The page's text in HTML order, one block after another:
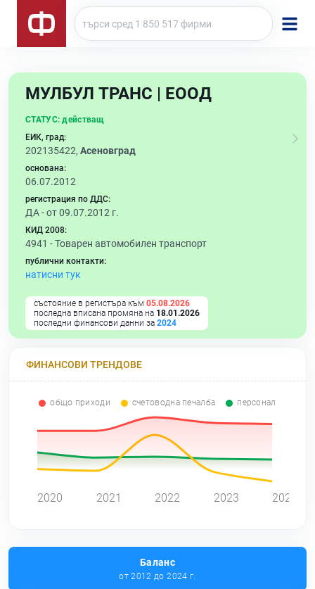
МУЛБУЛ ТРАНС | ЕООД
СТАТУС: действащ
ЕИК, град:
202135422, Асеновград
основана:
06.07.2012
регистрация по ДДС:
ДА - от 09.07.2012 г.
КИД 2008:
4941 -Товарен автомобилен транспорт
публични контакти:
натисни тук
състояние в регистъра към 05.08.2026
последна вписана промяна на 18.01.2026
последни финансови данни за 2024
ФИНАНСОВИ ТРЕНДОВЕ
общо приходи счетоводна печалба персонал
2020 2021 2022 2023 2024
Баланс
от 2012 до 2024 г.